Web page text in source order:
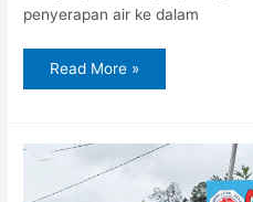
penyerapan air ke dalam
Read More »
Jual
Paving
Block
di